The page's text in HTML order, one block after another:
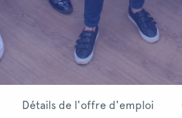
Détails de l'offre d'emploi